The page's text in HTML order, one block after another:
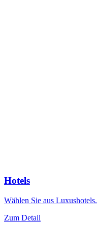
Hotels
Wählen Sie aus Luxushotels.
Zum Detail